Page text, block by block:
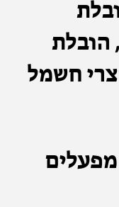
הובלת
חשמל